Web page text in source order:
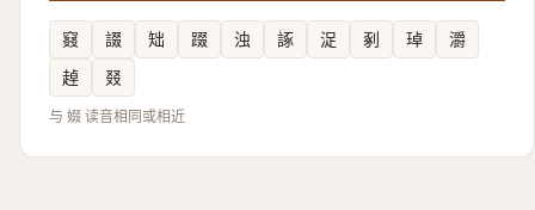
窡 諁 䂐 䟾 浊 諑 浞 剢 琸
灂
趠
叕
与 娺 读音相同或相近